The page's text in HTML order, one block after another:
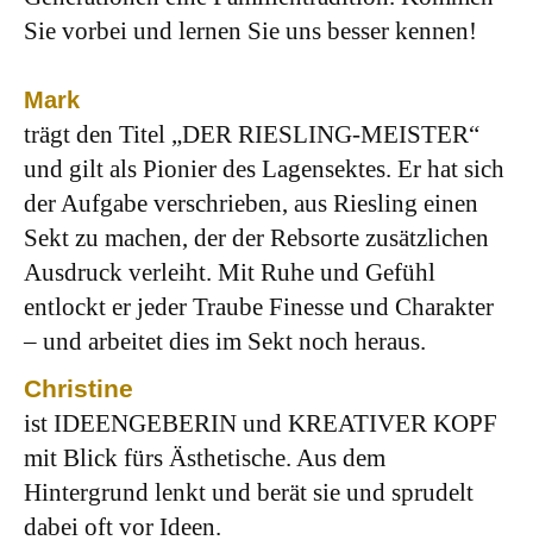
Sie vorbei und lernen Sie uns besser kennen!
Mark
trägt den Titel „DER RIESLING-MEISTER“
und gilt als Pionier des Lagensektes. Er hat sich
der Aufgabe verschrieben, aus Riesling einen
Sekt zu machen, der der Rebsorte zusätzlichen
Ausdruck verleiht. Mit Ruhe und Gefühl
entlockt er jeder Traube Finesse und Charakter
– und arbeitet dies im Sekt noch heraus.
Christine
ist IDEENGEBERIN und KREATIVER KOPF
mit Blick fürs Ästhetische. Aus dem
Hintergrund lenkt und berät sie und sprudelt
dabei oft vor Ideen.